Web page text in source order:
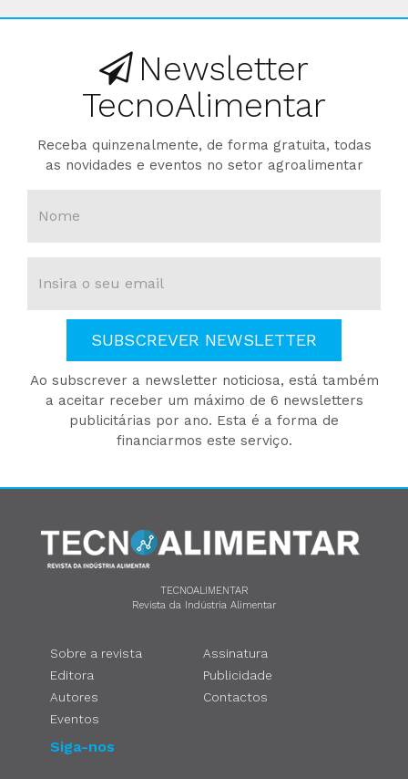
Newsletter
TecnoAlimentar
Receba quinzenalmente, de forma gratuita, todas
as novidades e eventos no setor agroalimentar
SUBSCREVER NEWSLETTER
Ao subscrever a newsletter noticiosa, está também
a aceitar receber um máximo de 6 newsletters
publicitárias por ano. Esta é a forma de
financiarmos este serviço.
TECNOALIMENTAR
Revista da Indústria Alimentar
Sobre a revista
Editora
Autores
Eventos
Assinatura
Publicidade
Contactos
Siga-nos